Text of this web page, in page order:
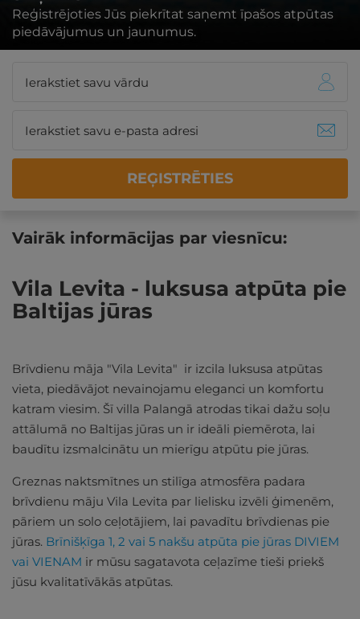
Reģistrējoties Jūs piekrītat saņemt īpašos atpūtas
piedāvājumus un jaunumus.
REĢISTRĒTIES
Vairāk informācijas par viesnīcu:
Vila Levita - luksusa atpūta pie
Baltijas jūras
Brīvdienu māja "Vila Levita" ir izcila luksusa atpūtas
vieta, piedāvājot nevainojamu eleganci un komfortu
katram viesim. Šī villa Palangā atrodas tikai dažu soļu
attālumā no Baltijas jūras un ir ideāli piemērota, lai
baudītu izsmalcinātu un mierīgu atpūtu pie jūras.
Greznas naktsmītnes un stilīga atmosfēra padara
brīvdienu māju Vila Levita par lielisku izvēli ģimenēm,
pāriem un solo ceļotājiem, lai pavadītu brīvdienas pie
jūras. Brīnišķīga 1, 2 vai 5 nakšu atpūta pie jūras DIVIEM
vai VIENAM ir mūsu sagatavota ceļazīme tieši priekš
jūsu kvalitatīvākās atpūtas.